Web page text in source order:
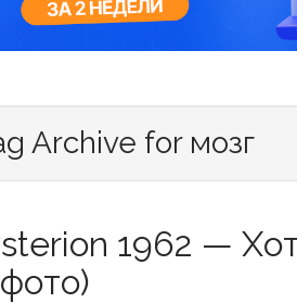
Archive for мозг
1962 —